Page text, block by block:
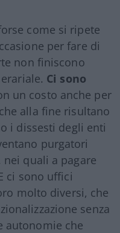
come si ripete
per fare di
non finiscono
Ci sono
un costo anche per
alla fine risultano
i dissesti degli enti
purgatori
quali a pagare
ci sono uffici
molto diversi, che
senza
autonomie che